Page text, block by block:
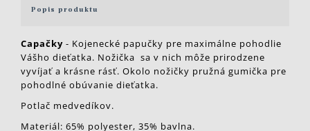
Popis produktu
Capačky - Kojenecké papučky pre maximálne pohodlie
Vášho dieťatka. Nožička sa v nich môže prirodzene
vyvíjať a krásne rásť. Okolo nožičky pružná gumička pre
pohodlné obúvanie dieťatka.
Potlač medvedíkov.
Materiál: 65% polyester, 35% bavlna.